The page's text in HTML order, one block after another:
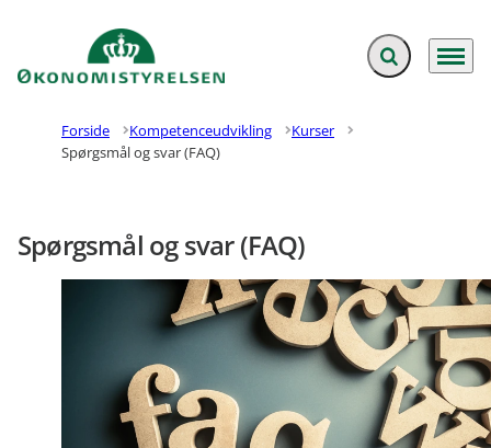
Gå til forsiden Fold søgefelt ud
Menu
Forside Kompetenceudvikling
Kurser
Spørgsmål og svar (FAQ)
Spørgsmål og svar (FAQ)